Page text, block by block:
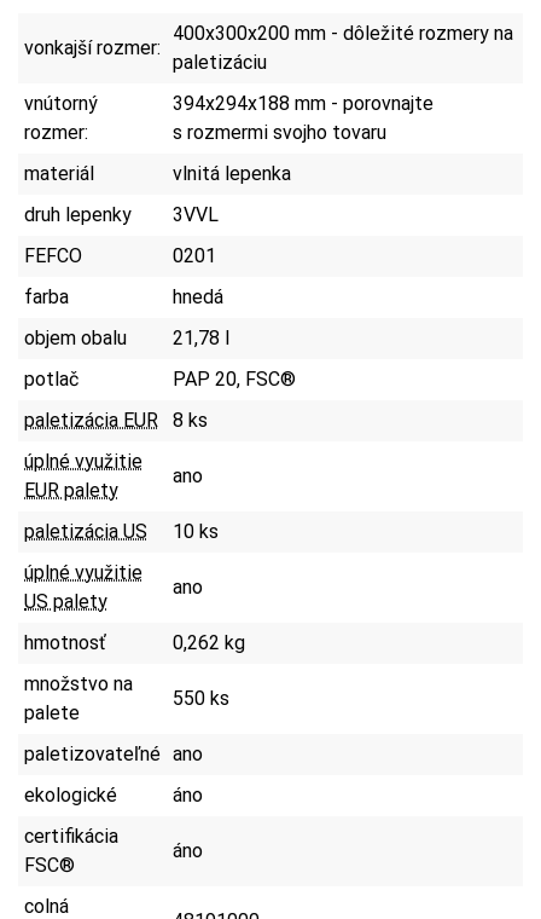
vonkajší rozmer:
400x300x200 mm - dôležité rozmery na
paletizáciu
vnútorný
rozmer:
394x294x188 mm - porovnajte
s rozmermi svojho tovaru
materiál
vlnitá lepenka
druh lepenky
3VVL
FEFCO
0201
farba
hnedá
objem obalu
21,78 l
potlač
PAP 20, FSC®
paletizácia EUR
8 ks
úplné využitie
EUR palety
ano
paletizácia US
10 ks
úplné využitie
US palety
ano
hmotnosť
0,262 kg
množstvo na
palete
550 ks
paletizovateľné ano
ekologické
áno
certifikácia
FSC®
áno
colná